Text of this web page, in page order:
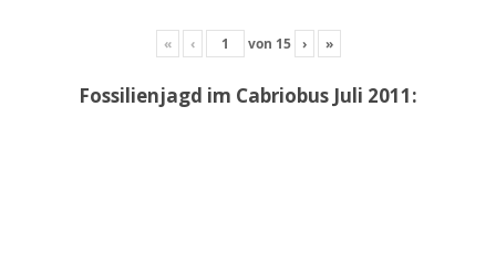
« ‹ von 15 › »
Fossilienjagd im Cabriobus Juli 2011: